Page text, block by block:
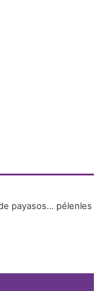
payasos… pélenles